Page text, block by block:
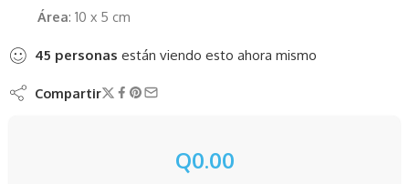
Área: 10 x 5 cm
45 personas están viendo esto ahora mismo
Compartir
Q0.00